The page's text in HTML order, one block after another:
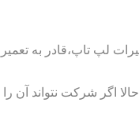
به تعمیر
اگر شرکت نتواند آن